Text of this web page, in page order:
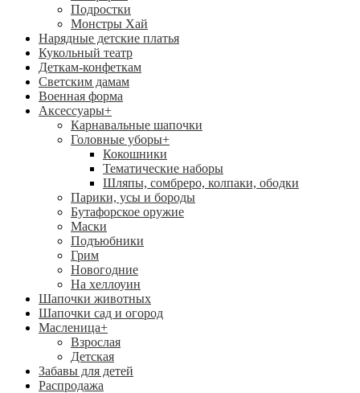
Подростки
Монстры Хай
Нарядные детские платья
Кукольный театр
Деткам-конфеткам
Светским дамам
Военная форма
Аксессуары+
Карнавальные шапочки
Головные уборы+
Кокошники
Тематические наборы
Шляпы, сомбреро, колпаки, ободки
Парики, усы и бороды
Бутафорское оружие
Маски
Подъюбники
Грим
Новогодние
На хеллоуин
Шапочки животных
Шапочки сад и огород
Масленица+
Взрослая
Детская
Забавы для детей
Распродажа